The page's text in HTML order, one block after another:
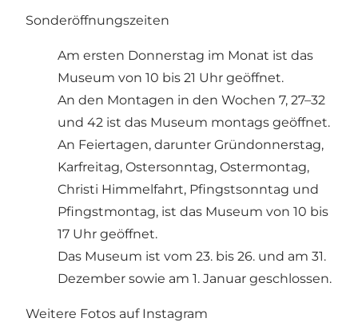
Sonderöffnungszeiten
Am ersten Donnerstag im Monat ist das
Museum von 10 bis 21 Uhr geöffnet.
An den Montagen in den Wochen 7, 27–32
und 42 ist das Museum montags geöffnet.
An Feiertagen, darunter Gründonnerstag,
Karfreitag, Ostersonntag, Ostermontag,
Christi Himmelfahrt, Pfingstsonntag und
Pfingstmontag, ist das Museum von 10 bis
17 Uhr geöffnet.
Das Museum ist vom 23. bis 26. und am 31.
Dezember sowie am 1. Januar geschlossen.
Weitere Fotos auf Instagram